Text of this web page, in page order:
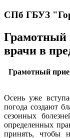
СПб ГБУЗ
Грамотный
врачи в
Грамотный
Осень уже
погода создают
сезонных
определенных
принять, чтобы